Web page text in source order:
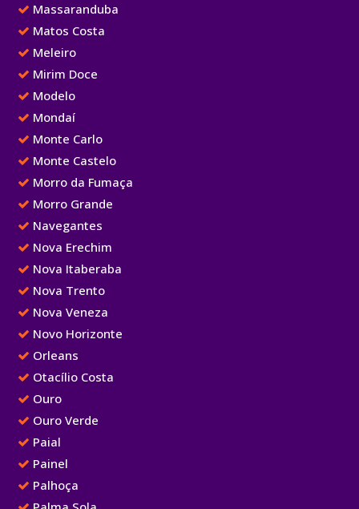
Massaranduba
Matos Costa
Meleiro
Mirim Doce
Modelo
Mondaí
Monte Carlo
Monte Castelo
Morro da Fumaça
Morro Grande
Navegantes
Nova Erechim
Nova Itaberaba
Nova Trento
Nova Veneza
Novo Horizonte
Orleans
Otacílio Costa
Ouro
Ouro Verde
Paial
Painel
Palhoça